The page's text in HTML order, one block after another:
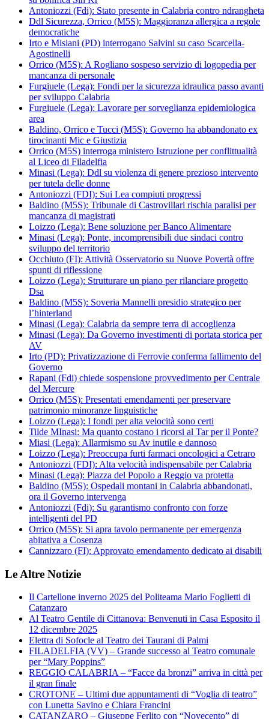
Antoniozzi (Fdi): Stato presente in Calabria contro ndrangheta
Ddl Sicurezza, Orrico (M5S): Maggioranza allergica a regole
democratiche
Irto e Misiani (PD) interrogano Salvini su caso Scarcella-
Agostinelli
Orrico (M5S): A Rogliano sospeso servizio di logopedia per
mancanza di personale
Furgiuele (Lega): Fondi per la sicurezza idraulica passo avanti
per sviluppo Calabria
Furgiuele (Lega): Lavorare per sorveglianza epidemiologica
area
Baldino, Orrico e Tucci (M5S): Governo ha abbandonato ex
tirocinanti Mic e Giustizia
Orrico (M5S) interroga ministero Istruzione per conflittualità
al Liceo di Filadelfia
Minasi (Lega): Ddl su violenza di genere prezioso intervento
per tutela delle donne
Antoniozzi (FDI): Sui Lea compiuti progressi
Baldino (M5S): Tribunale di Castrovillari rischia paralisi per
mancanza di magistrati
Loizzo (Lega): Bene soluzione per Banco Alimentare
Minasi (Lega): Ponte, incomprensibili due sindaci contro
sviluppo del territorio
Occhiuto (FI): Attività Osservatorio su Nuove Povertà offre
spunti di riflessione
Loizzo (Lega): Strutturare un piano per rilanciare progetto
Dsa
Baldino (M5S): Soveria Mannelli presidio strategico per
l’hinterland
Minasi (Lega): Calabria da sempre terra di accoglienza
Minasi (Lega): Da Governo investimenti di portata storica per
AV
Irto (PD): Privatizzazione di Ferrovie conferma fallimento del
Governo
Rapani (Fdi) chiede sospensione provvedimento per Centrale
del Mercure
Orrico (M5S): Presentati emendamenti per preservare
patrimonio minoranze linguistiche
Loizzo (Lega): I fondi per alta velocità sono certi
Tilde MInasi: Ma quanto costano i ricorsi al Tar per il Ponte?
Miasi (Lega): Allarmismo su Av inutile e dannoso
Loizzo (Lega): Preoccupa furti farmaci oncologici a Cetraro
Antoniozzi (FDI): Alta velocità indispensabile per Calabria
Minasi (Lega): Piazza del Popolo a Reggio va protetta
Baldino (M5S): Ospedali montani in Calabria abbandonati,
ora il Governo intervenga
Antoniozzi (Fdi): Su garantismo confronto con forze
intelligenti del PD
Orrico (M5S): Si apra tavolo permanente per emergenza
abitativa a Cosenza
Cannizzaro (FI): Approvato emendamento dedicato ai disabili
Le Altre Notizie
Il Cartellone inverno 2025 del Politeama Mario Foglietti di
Catanzaro
Al Teatro Gentile di Cittanova: Benvenuti in Casa Esposito il
12 dicembre 2025
Elettra di Sofocle al Teatro dei Taurani di Palmi
FILADELFIA (VV) – Grande successo al Teatro comunale
per “Mary Poppins”
REGGIO CALABRIA – “Facce da bronzi” arriva in città per
il gran finale
CROTONE – Ultimi due appuntamenti di “Voglia di teatro”
con Lunetta Savino e Chiara Francini
CATANZARO – Giuseppe Ferlito con “Novecento” di